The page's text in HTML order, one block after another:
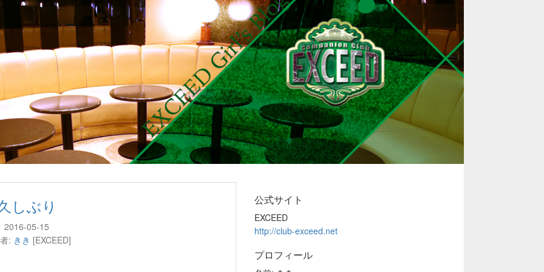
しぶり
2016-05-15
: きき [EXCEED]
公式サイト
EXCEED
http://club-exceed.net
プロフィール